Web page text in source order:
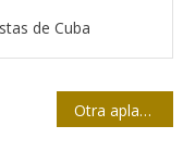
de Cuba
Otra aplastante derrota para EE.UU en ONU: el mundo rechaza el bloqueo a Cuba